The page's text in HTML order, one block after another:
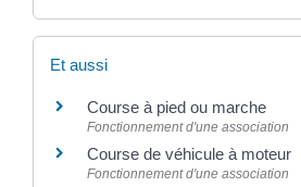
Et aussi
Course à pied ou marche
Fonctionnement d'une association
Course de véhicule à moteur
Fonctionnement d'une association